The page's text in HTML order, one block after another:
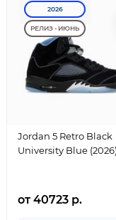
2026
РЕЛИЗ - ИЮНЬ
Jordan 5 Retro Black
University Blue (2026)
от 40723 р.